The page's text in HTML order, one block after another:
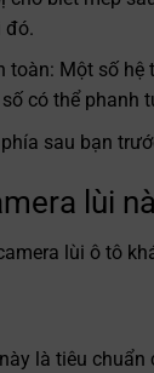
đó.
toàn: Một số
có thể phanh
sau bạn
lùi
lùi ô tô
là tiêu